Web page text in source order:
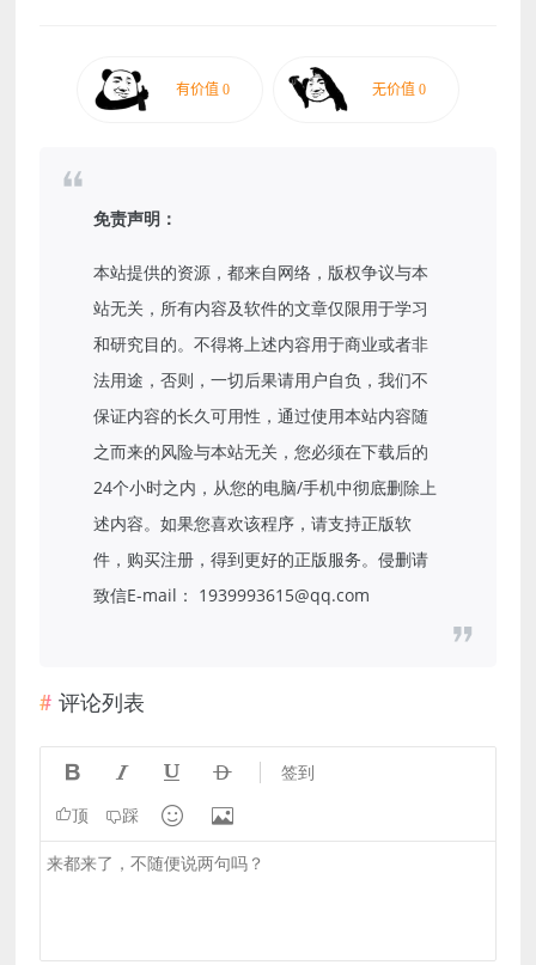
免责声明：
本站提供的资源，都来自网络，版权争议与本
站无关，所有内容及软件的文章仅限用于学习
和研究目的。不得将上述内容用于商业或者非
法用途，否则，一切后果请用户自负，我们不
保证内容的长久可用性，通过使用本站内容随
之而来的风险与本站无关，您必须在下载后的
24个小时之内，从您的电脑/手机中彻底删除上
述内容。如果您喜欢该程序，请支持正版软
件，购买注册，得到更好的正版服务。侵删请
致信E-mail： 1939993615@qq.com
评论列表
    签到
顶 踩  